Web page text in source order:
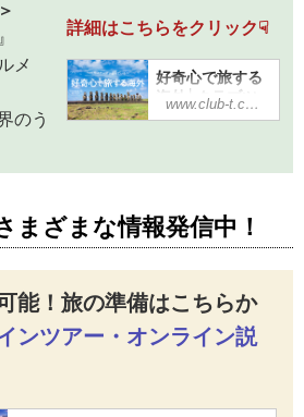
メ
のう
詳細はこちらをクリック☟
好奇心で旅する
海外│クラブツ
ーリズム
介！世界の芸術や
歴史、鉄道、グル
んか？
www.club-t.com
まざまな情報発信中！
能！旅の準備はこちらか
ンツアー・オンライン説